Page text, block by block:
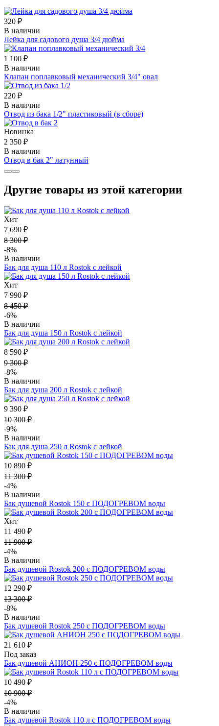
320 ₽
В наличии
Лейка для садового душа 3/4 дюйма
1 100 ₽
В наличии
Клапан поплавковый механический 3/4" овал
220 ₽
В наличии
Отвод из бака 1/2" пластиковый (в сборе)
Новинка
2 350 ₽
В наличии
Отвод в бак 2" латунный
Другие товары из этой категории
Хит
7 690 ₽
8 300 ₽
-8%
В наличии
Бак для душа 110 л Rostok с лейкой
Хит
7 990 ₽
8 450 ₽
-6%
В наличии
Бак для душа 150 л Rostok с лейкой
8 590 ₽
9 300 ₽
-8%
В наличии
Бак для душа 200 л Rostok с лейкой
9 390 ₽
10 300 ₽
-9%
В наличии
Бак для душа 250 л Rostok с лейкой
10 890 ₽
11 300 ₽
-4%
В наличии
Бак душевой Rostok 150 с ПОДОГРЕВОМ воды
Хит
11 490 ₽
11 900 ₽
-4%
В наличии
Бак душевой Rostok 200 с ПОДОГРЕВОМ воды
12 290 ₽
13 300 ₽
-8%
В наличии
Бак душевой Rostok 250 с ПОДОГРЕВОМ воды
21 610 ₽
Под заказ
Бак душевой АНИОН 250 с ПОДОГРЕВОМ воды
10 490 ₽
10 900 ₽
-4%
В наличии
Бак душевой Rostok 110 л с ПОДОГРЕВОМ воды